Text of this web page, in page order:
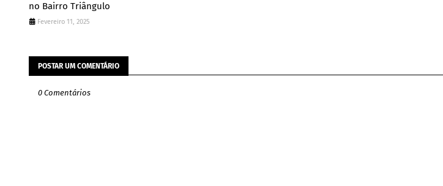
no Bairro Triângulo
Fevereiro 11, 2025
POSTAR UM COMENTÁRIO
0 Comentários